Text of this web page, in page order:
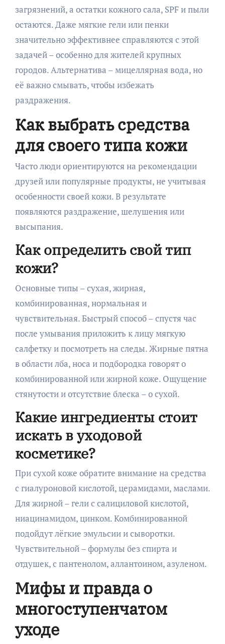
загрязнений, а остатки кожного сала, SPF и пыли
остаются. Даже мягкие гели или пенки
значительно эффективнее справляются с этой
задачей – особенно для жителей крупных
городов. Альтернатива – мицеллярная вода, но
её важно смывать, чтобы избежать
раздражения.
Как выбрать средства
для своего типа кожи
Часто люди ориентируются на рекомендации
друзей или популярные продукты, не учитывая
особенности своей кожи. В результате
появляются раздражение, шелушения или
высыпания.
Как определить свой тип
кожи?
Основные типы – сухая, жирная,
комбинированная, нормальная и
чувствительная. Быстрый способ – спустя час
после умывания приложить к лицу мягкую
салфетку и посмотреть на следы. Жирные пятна
в области лба, носа и подбородка говорят о
комбинированной или жирной коже. Ощущение
стянутости и отсутствие блеска – о сухой.
Какие ингредиенты стоит
искать в уходовой
косметике?
При сухой коже обратите внимание на средства
с гиалуроновой кислотой, церамидами, маслами.
Для жирной – гели с салициловой кислотой,
ниацинамидом, цинком. Комбинированной
подойдут лёгкие эмульсии и сыворотки.
Чувствительной – формулы без спирта и
отдушек, с пантенолом, аллантоином, азуленом.
Мифы и правда о
многоступенчатом
уходе